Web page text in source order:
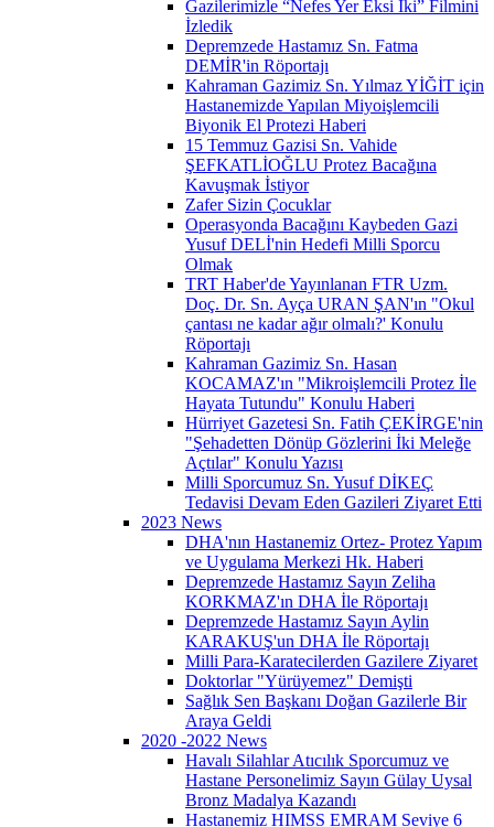
Gazilerimizle “Nefes Yer Eksi İki” Filmini
İzledik
Depremzede Hastamız Sn. Fatma
DEMİR'in Röportajı
Kahraman Gazimiz Sn. Yılmaz YİĞİT için
Hastanemizde Yapılan Miyoişlemcili
Biyonik El Protezi Haberi
15 Temmuz Gazisi Sn. Vahide
ŞEFKATLİOĞLU Protez Bacağına
Kavuşmak İstiyor
Zafer Sizin Çocuklar
Operasyonda Bacağını Kaybeden Gazi
Yusuf DELİ'nin Hedefi Milli Sporcu
Olmak
TRT Haber'de Yayınlanan FTR Uzm.
Doç. Dr. Sn. Ayça URAN ŞAN'ın "Okul
çantası ne kadar ağır olmalı?' Konulu
Röportajı
Kahraman Gazimiz Sn. Hasan
KOCAMAZ'ın "Mikroişlemcili Protez İle
Hayata Tutundu" Konulu Haberi
Hürriyet Gazetesi Sn. Fatih ÇEKİRGE'nin
"Şehadetten Dönüp Gözlerini İki Meleğe
Açtılar" Konulu Yazısı
Milli Sporcumuz Sn. Yusuf DİKEÇ
Tedavisi Devam Eden Gazileri Ziyaret Etti
2023 News
DHA'nın Hastanemiz Ortez- Protez Yapım
ve Uygulama Merkezi Hk. Haberi
Depremzede Hastamız Sayın Zeliha
KORKMAZ'ın DHA İle Röportajı
Depremzede Hastamız Sayın Aylin
KARAKUŞ'un DHA İle Röportajı
Milli Para-Karatecilerden Gazilere Ziyaret
Doktorlar "Yürüyemez" Demişti
Sağlık Sen Başkanı Doğan Gazilerle Bir
Araya Geldi
2020 -2022 News
Havalı Silahlar Atıcılık Sporcumuz ve
Hastane Personelimiz Sayın Gülay Uysal
Bronz Madalya Kazandı
Hastanemiz HIMSS EMRAM Seviye 6